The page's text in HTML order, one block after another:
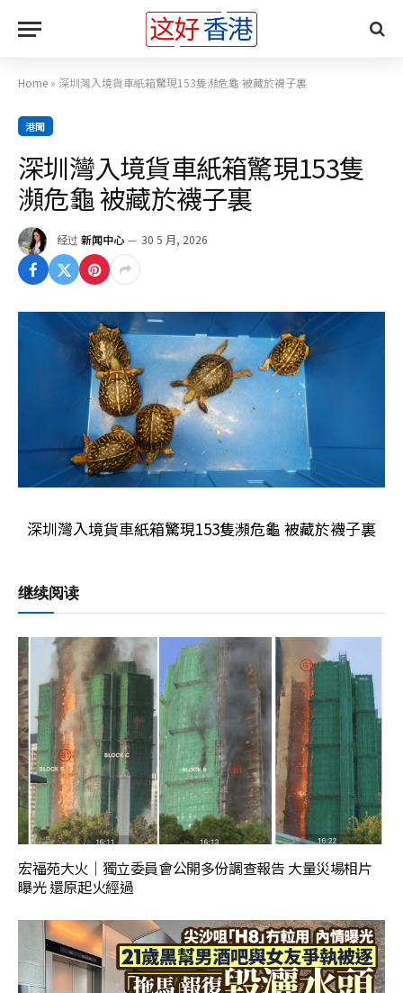
Home » 深圳灣入境貨車紙箱驚現153隻瀕危龜 被藏於襪子裏
港聞
深圳灣入境貨車紙箱驚現153隻
瀕危龜 被藏於襪子裏
经过 新闻中心 30 5 月, 2026
深圳灣入境貨車紙箱驚現153隻瀕危龜 被藏於襪子裏
继续阅读
宏福苑大火｜獨立委員會公開多份調查報告 大量災場相片
曝光 還原起火經過